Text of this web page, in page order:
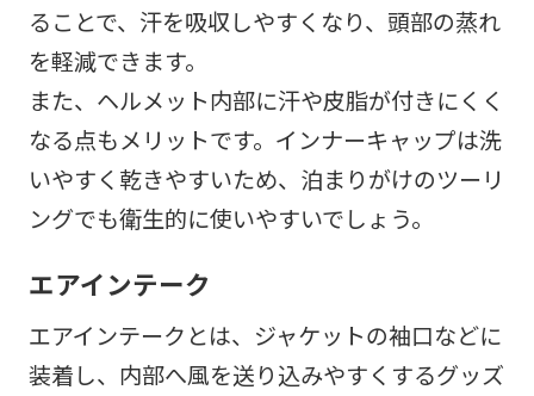
ることで、汗を吸収しやすくなり、頭部の蒸れ
を軽減できます。
また、ヘルメット内部に汗や皮脂が付きにくく
なる点もメリットです。インナーキャップは洗
いやすく乾きやすいため、泊まりがけのツーリ
ングでも衛生的に使いやすいでしょう。
エアインテーク
エアインテークとは、ジャケットの袖口などに
装着し、内部へ風を送り込みやすくするグッズ